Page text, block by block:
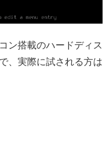
ン搭載のハードディス
、実際に試される方は